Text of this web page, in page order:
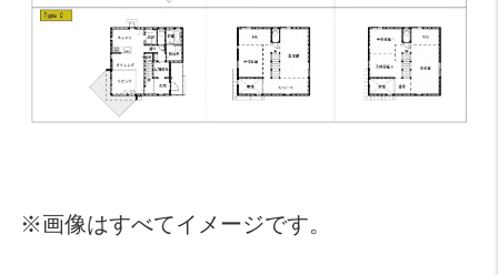
※画像はすべてイメージです。